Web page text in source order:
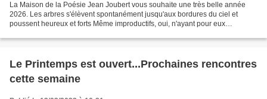
La Maison de la Poésie Jean Joubert vous souhaite une très belle année
2026. Les arbres s'élèvent spontanément jusqu'aux bordures du ciel et
poussent heureux et forts Même improductifs, oui, n'ayant pour eux
Le Printemps est ouvert...Prochaines rencontres
cette semaine